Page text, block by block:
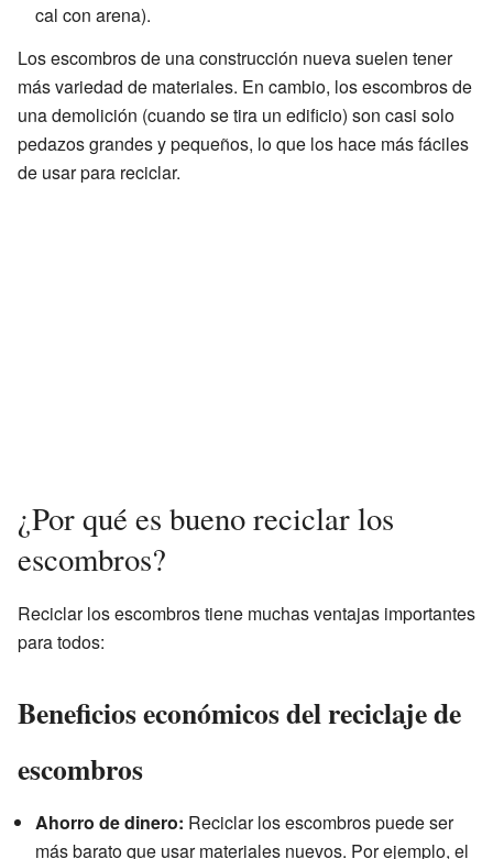
cal con arena).
Los escombros de una construcción nueva suelen tener
más variedad de materiales. En cambio, los escombros de
una demolición (cuando se tira un edificio) son casi solo
pedazos grandes y pequeños, lo que los hace más fáciles
de usar para reciclar.
¿Por qué es bueno reciclar los
escombros?
Reciclar los escombros tiene muchas ventajas importantes
para todos:
Beneficios económicos del reciclaje de
escombros
Ahorro de dinero: Reciclar los escombros puede ser
más barato que usar materiales nuevos. Por ejemplo, el